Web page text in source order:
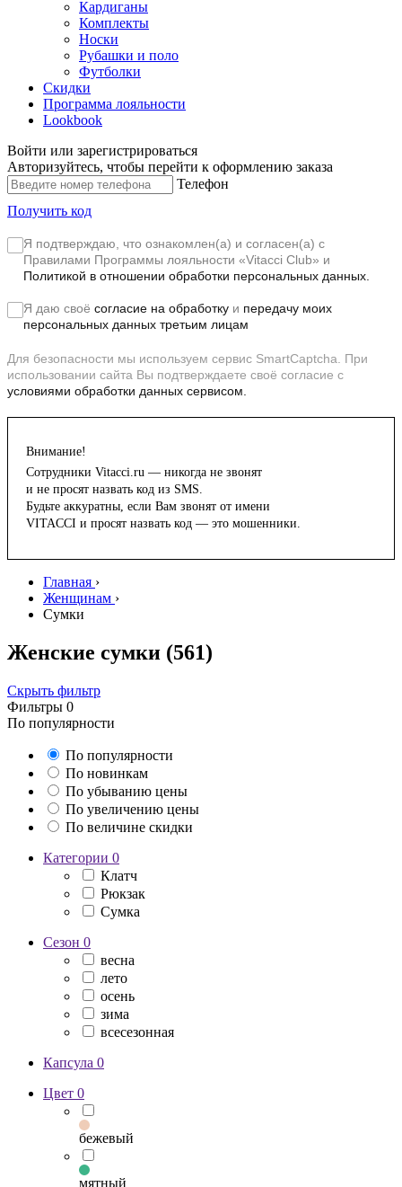
Кардиганы
Комплекты
Носки
Рубашки и поло
Футболки
Скидки
Программа лояльности
Lookbook
Войти или зарегистрироваться
Авторизуйтесь, чтобы перейти к оформлению заказа
Телефон
Получить код
Я подтверждаю, что ознакомлен(а) и согласен(а) с
Правилами Программы лояльности «Vitacci Club» и
Политикой в отношении обработки персональных данных.
Я даю своё согласие на обработку и передачу моих
персональных данных третьим лицам
Для безопасности мы используем сервис SmartCaptcha. При
использовании сайта Вы подтверждаете своё согласие с
условиями обработки данных сервисом.
Внимание!
Сотрудники Vitacci.ru — никогда не звонят
и не просят назвать код из SMS.
Будьте аккуратны, если Вам звонят от имени
VITACCI и просят назвать код — это мошенники.
Главная ›
Женщинам ›
Сумки
Женские сумки (561)
Скрыть фильтр
Фильтры 0
По популярности
По популярности
По новинкам
По убыванию цены
По увеличению цены
По величине скидки
Категории 0
Клатч
Рюкзак
Сумка
Сезон 0
весна
лето
осень
зима
всесезонная
Капсула 0
Цвет 0
бежевый
мятный